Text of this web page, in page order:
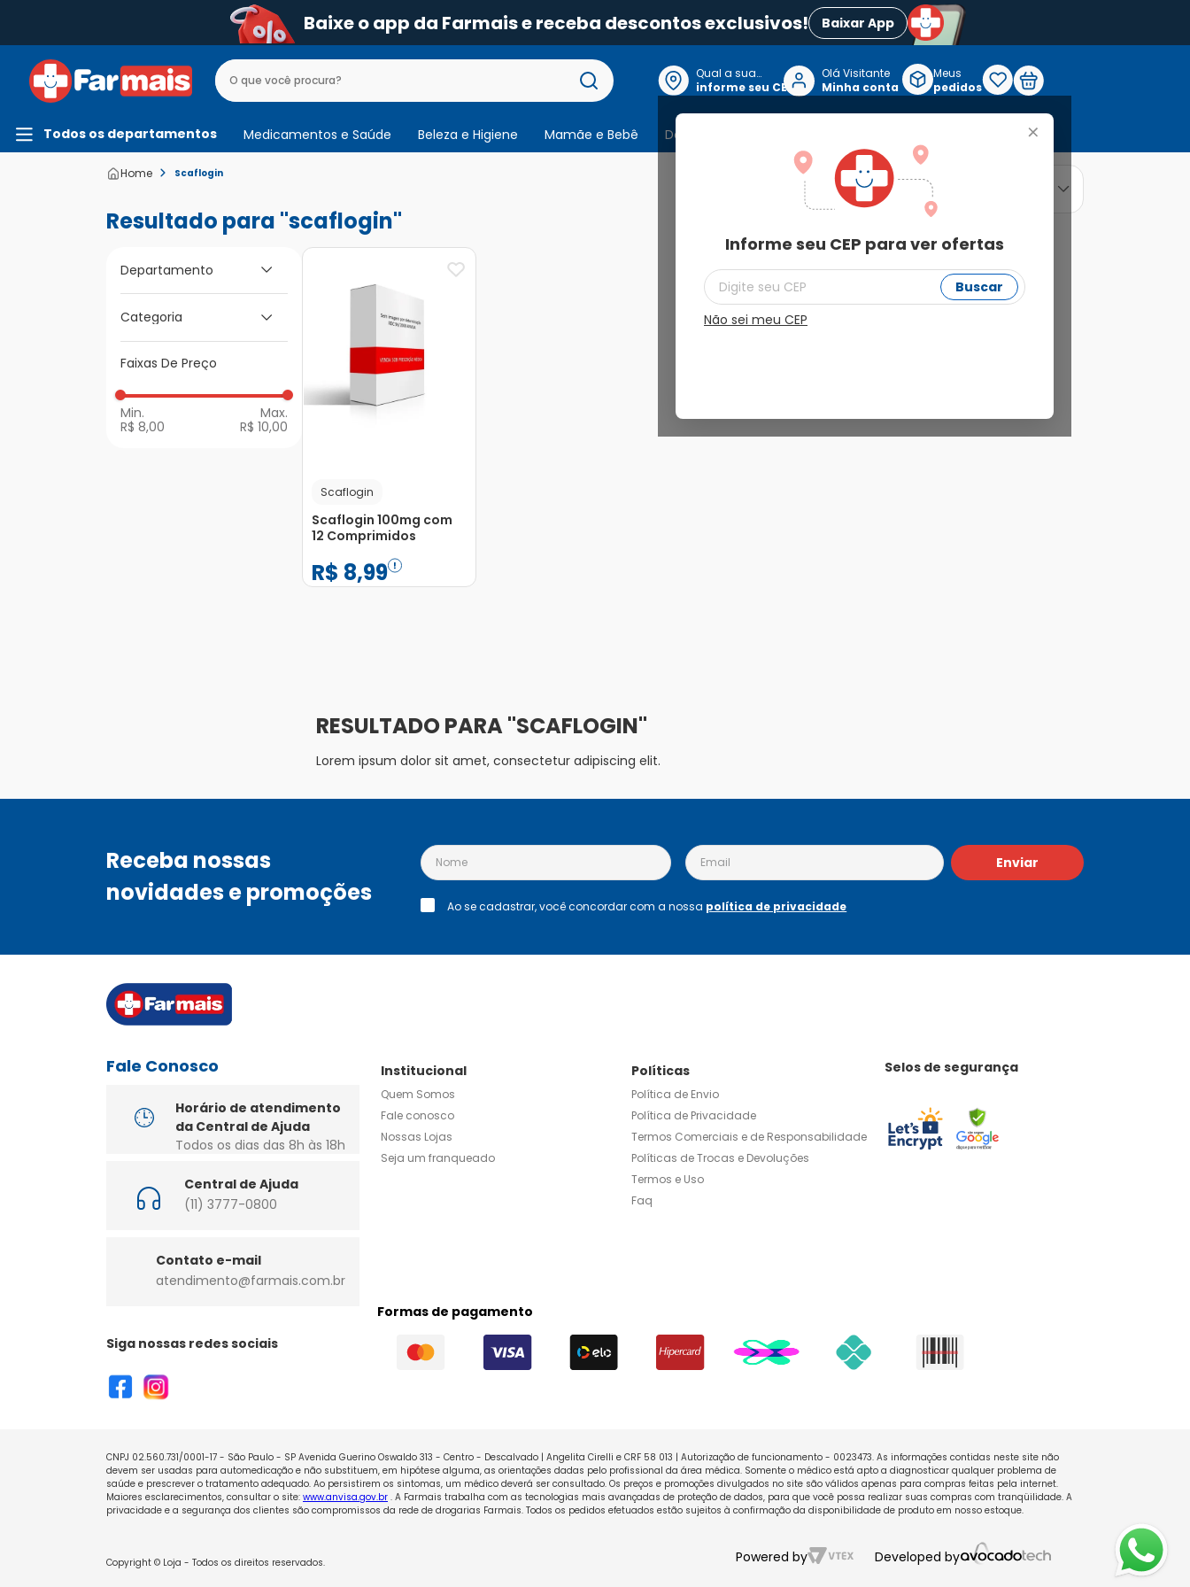
Baixe o app da Farmais e receba descontos exclusivos! Baixar App
Qual a sua
localização?
informe seu CEP
+
Informe seu CEP para ver ofertas
Buscar
Não sei meu CEP
Olá Visitante
Minha conta
Meus
pedidos
Todos os departamentos Medicamentos e Saúde Beleza e Higiene Mamãe e Bebê Dermocosmeticos
Scaflogin
scaflogin
Departamento
Medicamentos e
Saúde
Categoria
Medicamentos de A
Faixas De Preço
R$ 8,00 R$ 10,00
ordenar por
Scaflogin
Scaflogin 100mg com
12 Comprimidos
R$ 8,99
SCAFLOGIN
Lorem ipsum dolor sit amet, consectetur adipiscing elit.
Receba nossas
novidades e promoções
Enviar
Ao se cadastrar, você concordar com a nossa política de privacidade
Fale Conosco
Horário de atendimento
da Central de Ajuda
Todos os dias das 8h às 18h
Central de Ajuda
(11) 3777-0800
Contato e-mail
atendimento@farmais.com.br
Siga nossas redes sociais
Institucional
Quem Somos
Fale conosco
Nossas Lojas
Seja um franqueado
Políticas
Política de Envio
Política de Privacidade
Termos Comerciais e de Responsabilidade
Políticas de Trocas e Devoluções
Termos e Uso
Faq
Selos de segurança
Formas de pagamento
CNPJ 02.560.731/0001-17 - São Paulo - SP Avenida Guerino Oswaldo 313 - Centro - Descalvado | Angelita Cirelli e CRF 58 013 | Autorização de funcionamento - 0023473. As informações contidas neste site não
devem ser usadas para automedicação e não substituem, em hipótese alguma, as orientações dadas pelo profissional da área médica. Somente o médico está apto a diagnosticar qualquer problema de
saúde e prescrever o tratamento adequado. Ao persistirem os sintomas, um médico deverá ser consultado. Os preços e promoções divulgados no site são válidos apenas para compras feitas pela internet.
Maiores esclarecimentos, consultar o site: www.anvisa.gov.br . A Farmais trabalha com as tecnologias mais avançadas de proteção de dados, para que você possa realizar suas compras com tranqüilidade. A
privacidade e a segurança dos clientes são compromissos da rede de drogarias Farmais. Todos os pedidos efetuados estão sujeitos à confirmação da disponibilidade de produto em nosso estoque.
Copyright © Loja - Todos os direitos reservados. Powered by Developed by